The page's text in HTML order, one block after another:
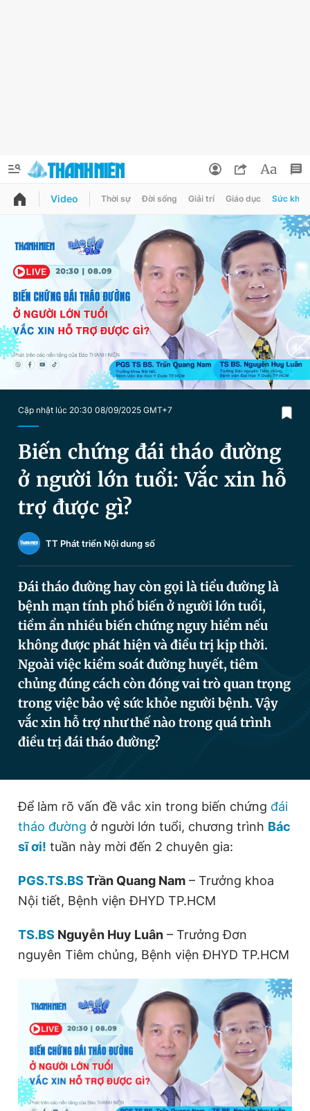
QUẢNG CÁO
Chuyên mục
Chuyên mục khác
Chào ngày mới Tin 24h
Video Magazine
Sản phẩm khác
Tiện ích
Thông tin tòa soạn Liên hệ quảng cáo
Đọc Thanh Niên trên điện thoại
Theo dõi báo trên
0906 645 777 0908 780 404
Đặt báo Quảng cáo RSS Tòa soạn
Phó tổng biên tập thường trực: Hải Thành
Phó tổng biên tập: Lâm Hiếu Dũng
Phó tổng biên tập: Trần Việt Hưng
Giấy phép xuất bản số 110/GP - BTTTT cấp ngày 24.3.2020
© 2003-2026 Bản quyền thuộc về Báo Thanh Niên. Cấm sao
bản. Phát triển bởi ePi Technologies, JSC.
Thông tin tài khoản
Đổi mật khẩu
Tin đã lưu
Đăng xuất
Video Thời sự Đời sống Giải trí Giáo dục Sức khỏe
Cập nhật lúc 20:30 08/09/2025 GMT+7
Biến chứng đái tháo đường
ở người lớn tuổi: Vắc xin hỗ
trợ được gì?
TT Phát triển Nội dung số
Đái tháo đường hay còn gọi là tiểu đường là
bệnh mạn tính phổ biến ở người lớn tuổi,
tiềm ẩn nhiều biến chứng nguy hiểm nếu
không được phát hiện và điều trị kịp thời.
Ngoài việc kiểm soát đường huyết, tiêm
chủng đúng cách còn đóng vai trò quan trọng
trong việc bảo vệ sức khỏe người bệnh. Vậy
vắc xin hỗ trợ như thế nào trong quá trình
điều trị đái tháo đường?
Để làm rõ vấn đề vắc xin trong biến chứng đái
tháo đường ở người lớn tuổi, chương trình Bác
sĩ ơi! tuần này mời đến 2 chuyên gia:
PGS.TS.BS Trần Quang Nam – Trưởng khoa
Nội tiết, Bệnh viện ĐHYD TP.HCM
TS.BS Nguyễn Huy Luân – Trưởng Đơn
nguyên Tiêm chủng, Bệnh viện ĐHYD TP.HCM